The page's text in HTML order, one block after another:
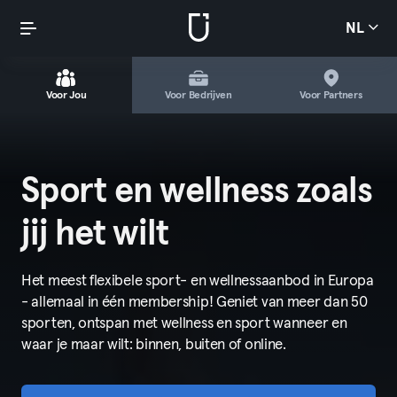
NL
Voor Jou Voor Bedrijven Voor Partners
Sport en wellness zoals
jij het wilt
Het meest flexibele sport- en wellnessaanbod in Europa
- allemaal in één membership! Geniet van meer dan 50
sporten, ontspan met wellness en sport wanneer en
waar je maar wilt: binnen, buiten of online.